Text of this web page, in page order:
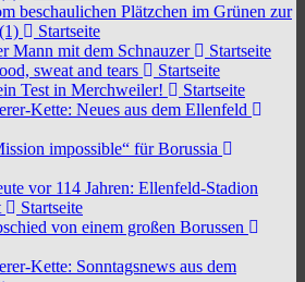
beschaulichen Plätzchen im Grünen zur
Startseite
Mann mit dem Schnauzer
Startseite
sweat and tears
Startseite
Test in Merchweiler!
Startseite
Kette: Neues aus dem Ellenfeld
impossible“ für Borussia
vor 114 Jahren: Ellenfeld-Stadion
Startseite
von einem großen Borussen
Kette: Sonntagsnews aus dem